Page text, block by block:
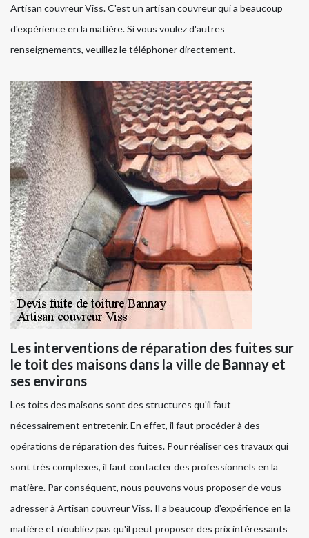
Artisan couvreur Viss. C'est un artisan couvreur qui a beaucoup
d'expérience en la matière. Si vous voulez d'autres
renseignements, veuillez le téléphoner directement.
Les interventions de réparation des fuites sur
le toit des maisons dans la ville de Bannay et
ses environs
Les toits des maisons sont des structures qu'il faut
nécessairement entretenir. En effet, il faut procéder à des
opérations de réparation des fuites. Pour réaliser ces travaux qui
sont très complexes, il faut contacter des professionnels en la
matière. Par conséquent, nous pouvons vous proposer de vous
adresser à Artisan couvreur Viss. Il a beaucoup d'expérience en la
matière et n'oubliez pas qu'il peut proposer des prix intéressants